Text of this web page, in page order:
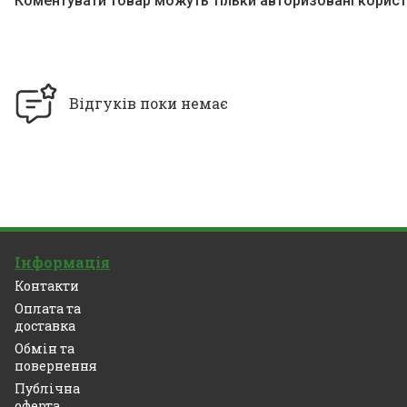
Відгуків поки немає
Інформація
Контакти
Оплата та
доставка
Обмін та
повернення
Публічна